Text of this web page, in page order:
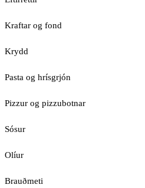
Kraftar og fond
Krydd
Pasta og hrísgrjón
Pizzur og pizzubotnar
Sósur
Olíur
Brauðmeti